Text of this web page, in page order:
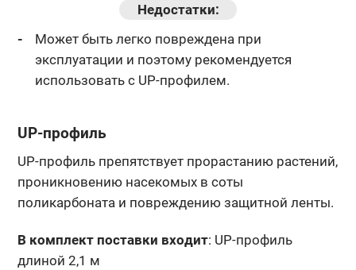
Недостатки:
Может быть легко повреждена при
эксплуатации и поэтому рекомендуется
использовать с UP-профилем.
UP-профиль
UP-профиль препятствует прорастанию растений,
проникновению насекомых в соты
поликарбоната и повреждению защитной ленты.
В комплект поставки входит: UP-профиль
длиной 2,1 м